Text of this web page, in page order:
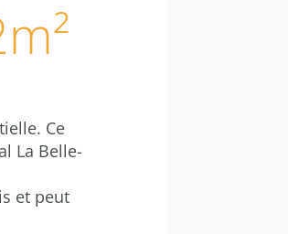
Ce
La Belle-
et peut